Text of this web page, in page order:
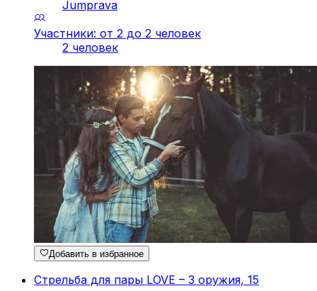
Jumprava
Участники: от 2 до 2 человек
2 человек
Добавить в избранное
Стрельба для пары LOVE – 3 оружия, 15